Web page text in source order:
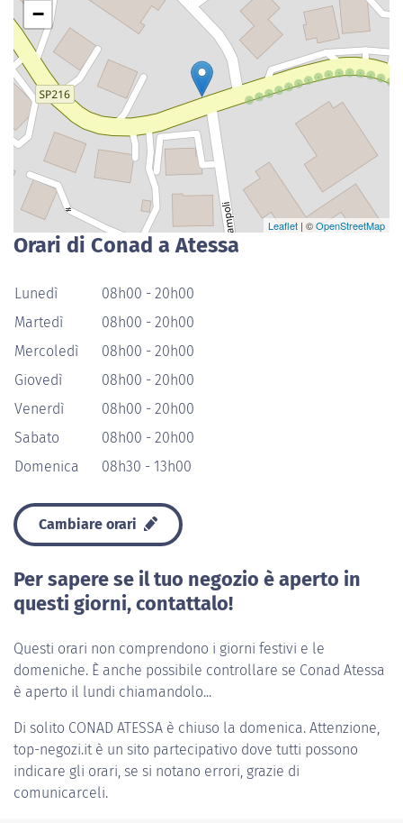
−
Leaflet | ©OpenStreetMap
Orari di Conad a Atessa
Lunedì
08h00 - 20h00
Martedì
08h00 - 20h00
Mercoledì
08h00 - 20h00
Giovedì
08h00 - 20h00
Venerdì
08h00 - 20h00
Sabato
08h00 - 20h00
Domenica
08h30 - 13h00
Cambiare orari
Per sapere se il tuo negozio è aperto in
questi giorni, contattalo!
Questi orari non comprendono i giorni festivi e le
domeniche. È anche possibile controllare se Conad Atessa
è aperto il lundi chiamandolo...
Di solito CONAD ATESSA è chiuso la domenica. Attenzione,
top-negozi.it è un sito partecipativo dove tutti possono
indicare gli orari, se si notano errori, grazie di
comunicarceli.